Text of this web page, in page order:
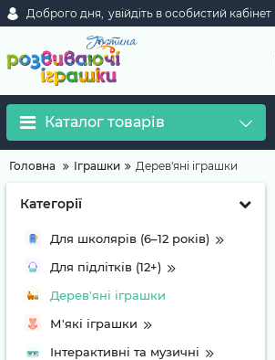
Доброго дня, увійдіть в особистий кабінет
Каталог товарів
Головна Іграшки Дерев'яні іграшки
Категорії
Для школярів (6–12 років)
Для підлітків (12+)
Дерев'яні іграшки
М'які іграшки
Інтерактивні та музичні